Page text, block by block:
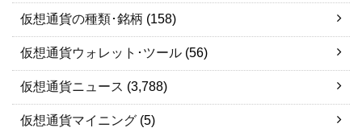
仮想通貨の種類･銘柄 (158)
仮想通貨ウォレット･ツール (56)
仮想通貨ニュース (3,788)
仮想通貨マイニング (5)